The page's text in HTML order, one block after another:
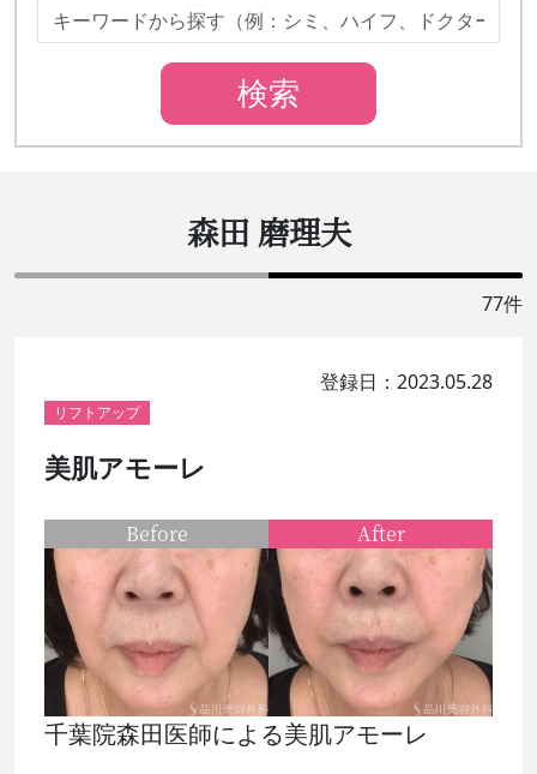
森田 磨理夫
77件
登録日：2023.05.28
リフトアップ
美肌アモーレ
千葉院森田医師による美肌アモーレ
Before After